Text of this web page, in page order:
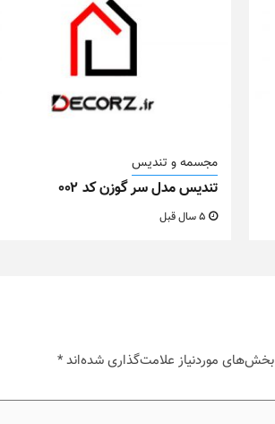
مجسمه و تندیس
تندیس مدل سر گوزن کد ۰۰۲
5 سال قبل
بخش‌های موردنیاز علامت‌گذاری شده‌اند*